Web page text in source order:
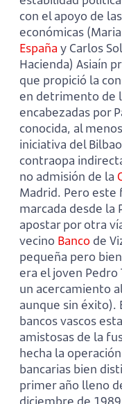
con el apoyo de
económicas
España y Carlos
Hacienda) Asiaín
que propició la
en detrimento de
encabezadas por
conocida, al
iniciativa del
contraopa
no admisión de la
Madrid. Pero
marcada desde la
apostar por otra
vecino Banco de
pequeña pero
era el joven
un acercamiento
aunque sin éxito).
bancos vascos
amistosas de la
hecha la
bancarias bien
primer año lleno
diciembre de